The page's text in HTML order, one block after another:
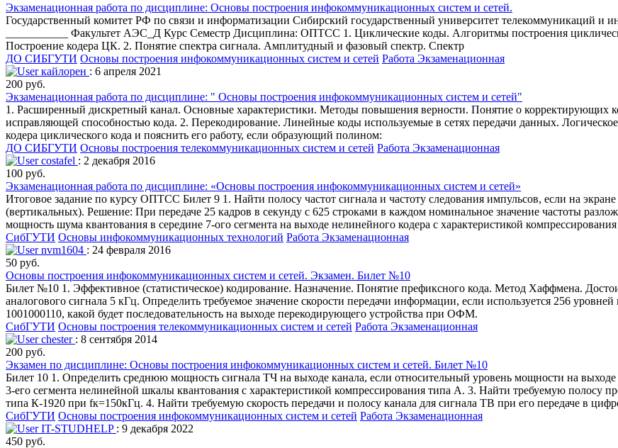
Экзаменационная работа по дисциплине: Основы построения инфокоммуникационных систем и сетей.
Государственный комитет РФ по связи и информатизации Сибирский государственный университет телекоммуникаций и
___________ Факультет АЭС_Д Курс Семестр Дисциплина: ОПТСС 1. Циклические коды. Алгоритмы построения
Построение кодера ЦК. 2. Понятие спектра сигнала. Амплитудный и фазовый спектр. Спектр
ДО СИБГУТИ Основы построения инфокоммуникационных систем и сетей Работа Экзаменационная
кайлорен : 6 апреля 2021
200 руб.
Экзаменационная работа по дисциплине: " Основы построения инфокоммуникационных систем и сетей"
1. Расширенный дискретный канал. Основные характеристики. Методы повышения верности. Понятие о корректирующих
исправляющей способностью кода. 2. Перекодирование. Линейные коды используемые в сетях передачи данных.
кодера циклического кода и пояснить его работу, если образующий полином:
ДО СИБГУТИ Основы построения телекоммуникационных систем и сетей Работа Экзаменационная
costafel : 2 декабря 2016
100 руб.
Экзаменационная работа по дисциплине: «Основы построения инфокоммуникационных систем и сетей»
Итоговое задание по курсу ОПТСС Билет 9 1. Найти полосу частот сигнала и частоту следования импульсов, если на
(вертикальных). Решение: При передаче 25 кадров в секунду с 625 строками в каждом номинальное значение частоты
мощность шума квантования в середине 7-ого сегмента на выходе нелинейного кодера с характеристикой
СибГУТИ Основы инфокоммуникационных технологий Работа Экзаменационная
nvm1604 : 24 февраля 2016
50 руб.
Основы построения инфокоммуникационных систем и сетей. Экзамен. Билет №10
Билет №10 1. Эффективное (статистическое) кодирование. Назначение. Понятие префиксного кода. Метод Хаффмена.
аналогового сигнала 5 кГц. Определить требуемое значение скорости передачи информации, если используется 256
1001000110, какой будет последовательность на выходе перекодирующего устройства при ОФМ.
СибГУТИ Основы построения телекоммуникационных систем и сетей Работа Экзаменационная
chester : 8 сентября 2014
200 руб.
Экзамен по дисциплине: Основы построения инфокоммуникационных систем и сетей. Билет №10
Билет 10 1. Определить среднюю мощность сигнала ТЧ на выходе канала, если относительный уровень мощности на
3-его сегмента нелинейной шкалы квантования с характеристикой компрессирования типа А. 3. Найти требуемую
типа К-1920 при fк=150кГц. 4. Найти требуемую скорость передачи и полосу канала для сигнала ТВ при его передаче в
СибГУТИ Основы построения инфокоммуникационных систем и сетей Работа Экзаменационная
IT-STUDHELP : 9 декабря 2022
450 руб.